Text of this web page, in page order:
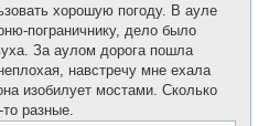
хорошую погоду. В ауле
пограничнику, дело было
За аулом дорога пошла
навстречу мне ехала
изобилует мостами. Сколько
разные.